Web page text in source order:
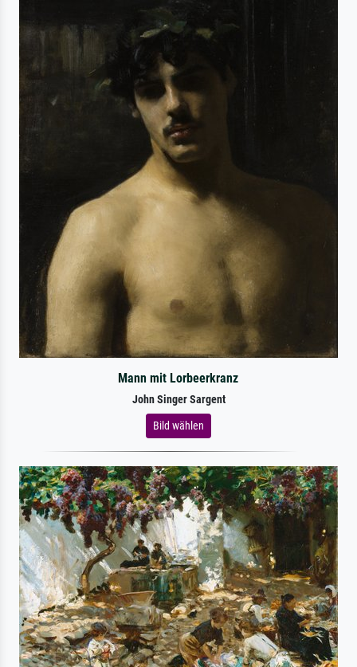
Mann mit Lorbeerkranz
John Singer Sargent
Bild wählen